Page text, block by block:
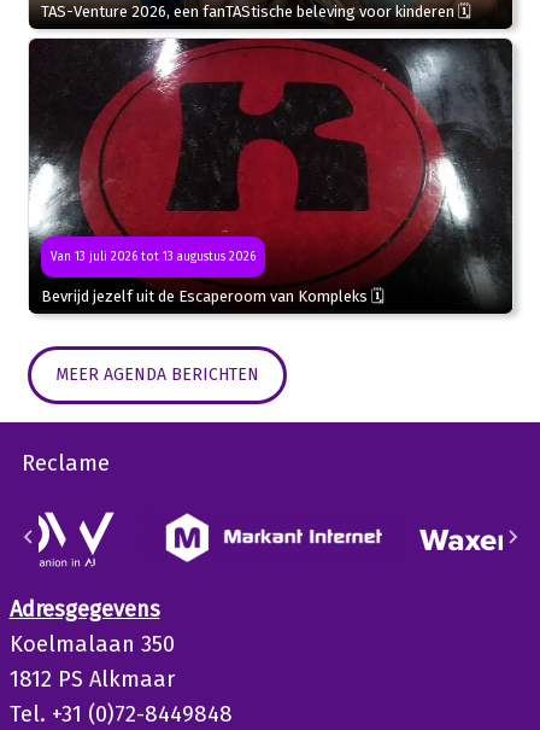
TAS-Venture 2026, een fanTAStische beleving voor kinderen 🗓
Van 13 juli 2026 tot 13 augustus 2026
Bevrijd jezelf uit de Escaperoom van Kompleks 🗓
MEER AGENDA BERICHTEN
Reclame
Adresgegevens
Koelmalaan 350
1812 PS Alkmaar
Tel. +31 (0)72-8449848